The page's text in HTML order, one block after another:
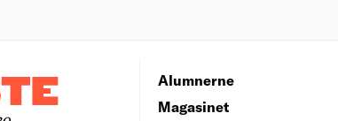
Alumnerne
Magasinet